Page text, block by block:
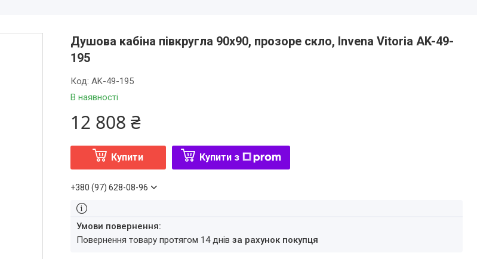
Душова кабіна півкругла 90x90, прозоре скло, Invena Vitoria AK-49-
195
В наявності
Код: AK-49-195
12 808 ₴
Купити Купити з
+380 (97) 628-08-96
повернення товару протягом 14 днів за рахунок покупця